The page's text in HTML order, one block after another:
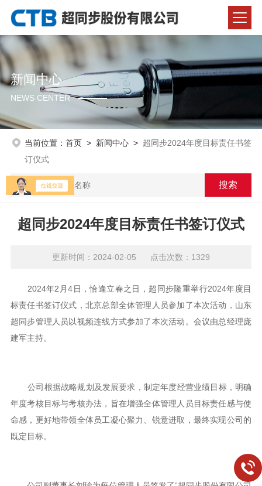
新闻中心
NEWS CENTER
当前位置： 首页> 新闻中心> 超同步2024年度目标责任书签
订仪式
超同步2024年度目标责任书签订仪式
更新时间：2024-02-05 点击次数：1329
2024年2月4日，恰逢立春之日，超同步隆重举行2024年度目
标责任书签订仪式，北京总部全体管理人员参加了本次活动，山东
超同步管理人员以视频连线方式参加了本次活动。会议由总经理庞
建军主持。
公司根据战略规划及发展要求，制定年度经营业绩目标，明确
年度考核目标与考核办法，旨在增强全体管理人员目标责任感与使
命感，更好地带领全体员工凝心聚力、锐意进取，最终实现公司的
既定目标。